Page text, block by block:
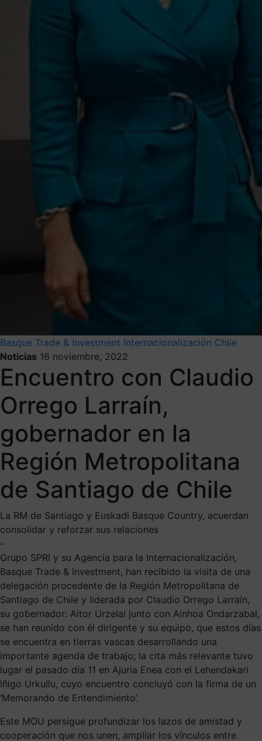
Basque Trade & Investment Internacionalización Chile
Noticias 16 noviembre, 2022
Encuentro con Claudio
Orrego Larraín,
gobernador en la
Región Metropolitana
de Santiago de Chile
La RM de Santiago y Euskadi Basque Country, acuerdan
consolidar y reforzar sus relaciones
-
Grupo SPRI y su Agencia para la Internacionalización,
Basque Trade & Investment, han recibido la visita de una
delegación procedente de la Región Metropolitana de
Santiago de Chile y liderada por Claudio Orrego Larraín,
su gobernador: Aitor Urzelai junto con Ainhoa Ondarzabal,
se han reunido con él dirigente y su equipo, que estos días
se encuentra en tierras vascas desarrollando una
importante agenda de trabajo; la cita más relevante tuvo
lugar el pasado día 11 en Ajuria Enea con el Lehendakari
Iñigo Urkullu, cuyo encuentro concluyó con la firma de un
‘Memorando de Entendimiento’.
Este MOU persigue profundizar los lazos de amistad y
cooperación que nos unen, ampliar los vínculos entre